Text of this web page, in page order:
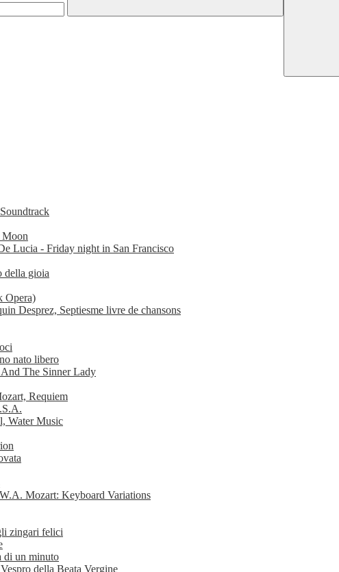
Lucia - Friday night in San Francisco
della gioia
Opera)
Desprez, Septiesme livre de chansons
nato libero
The Sinner Lady
Requiem
Water Music
Mozart: Keyboard Variations
zingari felici
di un minuto
della Beata Vergine